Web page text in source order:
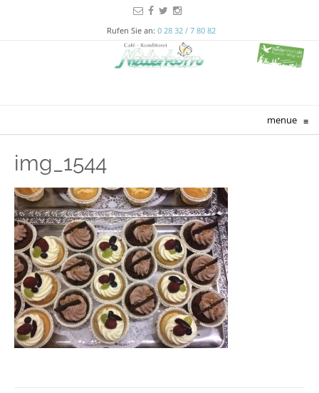
Rufen Sie an: 0 28 32 / 7 80 82
menue ≡
img_1544